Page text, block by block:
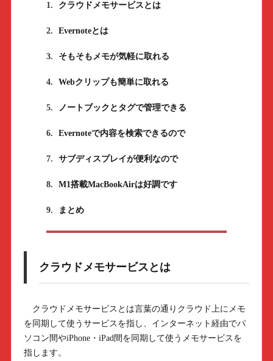
1. クラウドメモサービスとは
2. Evernoteとは
3. そもそもメモが気軽に取れる
4. Webクリップも簡単に取れる
5. ノートブックとタグで管理できる
6. Evernoteで内容を検索できるので
7. サブディスプレイが便利なので
8. M1搭載MacBookAirは好調です
9. まとめ
クラウドメモサービスとは
クラウドメモサービスとは言葉の通りクラウド上にメモ
を同期して使うサービスを指し、インターネット経由でパ
ソコン間やiPhone・iPad間を同期して使うメモサービスを
指します。